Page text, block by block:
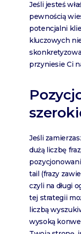
Jeśli jesteś
pewnością
potencjalni
kluczowych
przyniesie Ci
Jeśli
dużą liczbę
tail (frazy
czyli na długi
tej strategii
liczbą
wysoką